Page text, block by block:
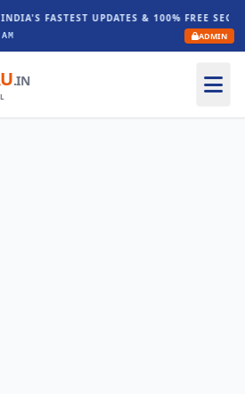
INDIA'S FASTEST UPDATES & 100% FREE
ADMIN
.IN